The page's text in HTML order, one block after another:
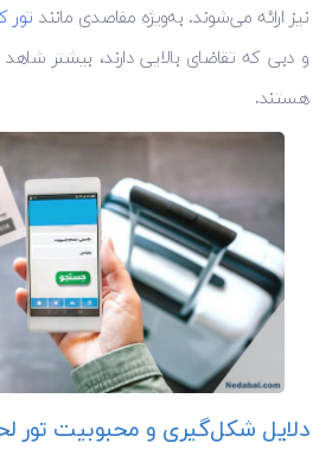
نیز ارائه می‌شوند. به‌ویژه مقاصدی مانند
و دبی که تقاضای بالایی دارند، بیشتر
هستند.
دلایل شکل‌گیری و محبوبیت تور